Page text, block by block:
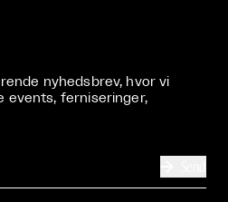
nyhedsbrev, hvor vi
events, ferniseringer,